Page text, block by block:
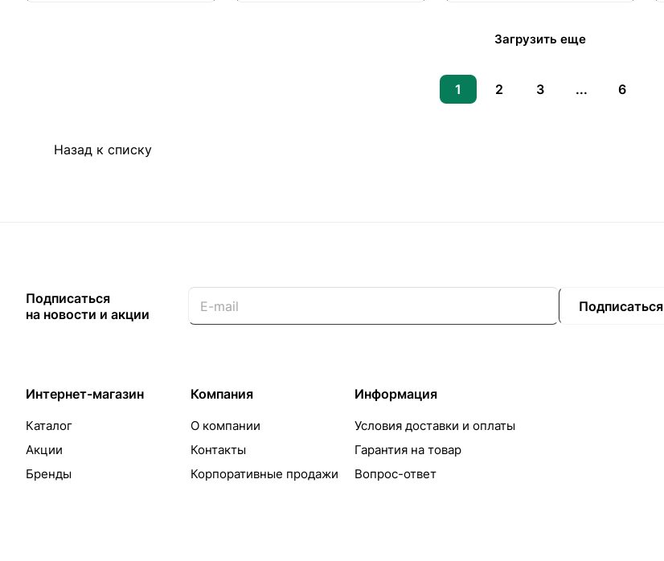
Загрузить еще
1 2 3 ... 6
Назад к списку
Подписаться
на новости и акции
Подписаться
Интернет-магазин
Каталог
Акции
Бренды
Компания
О компании
Контакты
Корпоративные продажи
Информация
Условия доставки и оплаты
Гарантия на товар
Вопрос-ответ